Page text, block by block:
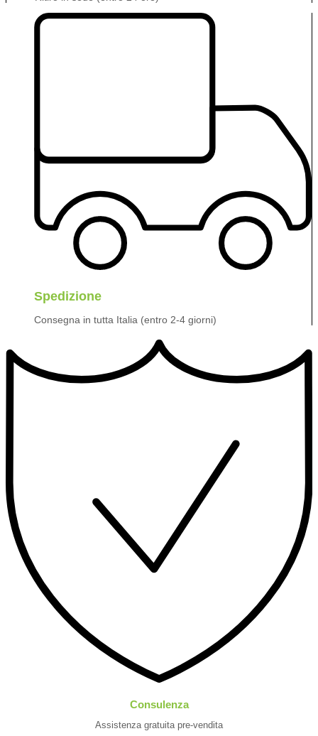
Spedizione
Consegna in tutta Italia (entro 2-4 giorni)
Consulenza
Assistenza gratuita pre-vendita